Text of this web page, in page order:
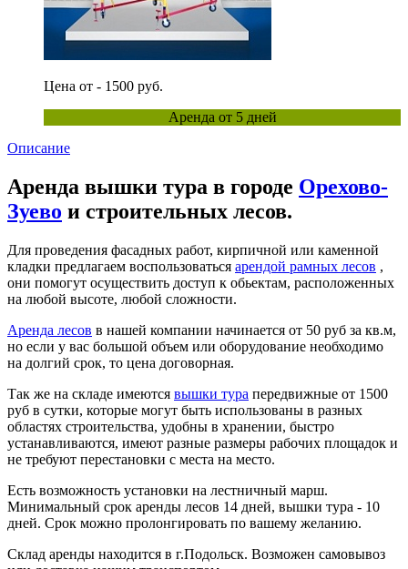
Цена от - 1500 руб.
Аренда от 5 дней
Описание
Аренда вышки тура в городе Орехово-
Зуево и строительных лесов.
Для проведения фасадных работ, кирпичной или каменной
кладки предлагаем воспользоваться арендой рамных лесов ,
они помогут осуществить доступ к обьектам, расположенных
на любой высоте, любой сложности.
Аренда лесов в нашей компании начинается от 50 руб за кв.м,
но если у вас большой объем или оборудование необходимо
на долгий срок, то цена договорная.
Так же на складе имеются вышки тура передвижные от 1500
руб в сутки, которые могут быть использованы в разных
областях строительства, удобны в хранении, быстро
устанавливаются, имеют разные размеры рабочих площадок и
не требуют перестановки с места на место.
Есть возможность установки на лестничный марш.
Минимальный срок аренды лесов 14 дней, вышки тура - 10
дней. Срок можно пролонгировать по вашему желанию.
Склад аренды находится в г.Подольск. Возможен самовывоз